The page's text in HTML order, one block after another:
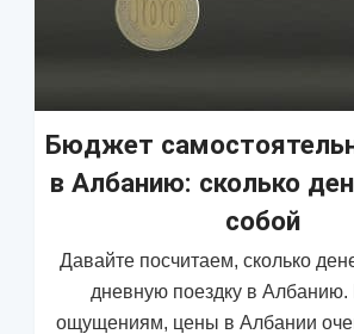
Бюджет
в Албанию: сколько
собой
Давайте посчитаем, сколько
дневную поездку в
ощущениям, цены в Албании